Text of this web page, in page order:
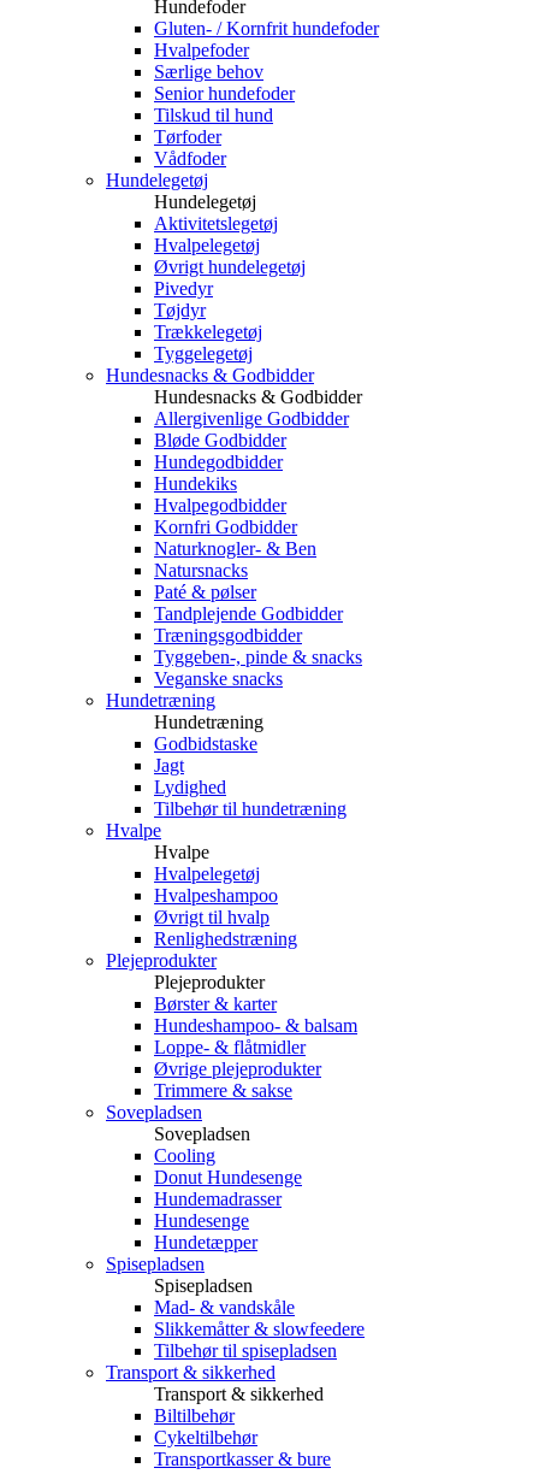
Hundefoder
Gluten- / Kornfrit hundefoder
Hvalpefoder
Særlige behov
Senior hundefoder
Tilskud til hund
Tørfoder
Vådfoder
Hundelegetøj
Hundelegetøj
Aktivitetslegetøj
Hvalpelegetøj
Øvrigt hundelegetøj
Pivedyr
Tøjdyr
Trækkelegetøj
Tyggelegetøj
Hundesnacks & Godbidder
Hundesnacks & Godbidder
Allergivenlige Godbidder
Bløde Godbidder
Hundegodbidder
Hundekiks
Hvalpegodbidder
Kornfri Godbidder
Naturknogler- & Ben
Natursnacks
Paté & pølser
Tandplejende Godbidder
Træningsgodbidder
Tyggeben-, pinde & snacks
Veganske snacks
Hundetræning
Hundetræning
Godbidstaske
Jagt
Lydighed
Tilbehør til hundetræning
Hvalpe
Hvalpe
Hvalpelegetøj
Hvalpeshampoo
Øvrigt til hvalp
Renlighedstræning
Plejeprodukter
Plejeprodukter
Børster & karter
Hundeshampoo- & balsam
Loppe- & flåtmidler
Øvrige plejeprodukter
Trimmere & sakse
Sovepladsen
Sovepladsen
Cooling
Donut Hundesenge
Hundemadrasser
Hundesenge
Hundetæpper
Spisepladsen
Spisepladsen
Mad- & vandskåle
Slikkemåtter & slowfeedere
Tilbehør til spisepladsen
Transport & sikkerhed
Transport & sikkerhed
Biltilbehør
Cykeltilbehør
Transportkasser & bure